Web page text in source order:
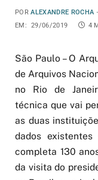
POR ALEXANDRE ROCHA
EM:
29/06/2019 4
São Paulo – O
de Arquivos
no Rio de
técnica que vai
as duas
dados
completa 130
da visita do